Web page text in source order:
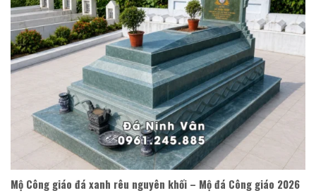
Mộ Công giáo đá xanh rêu nguyên khối – Mộ đá Công giáo 2026